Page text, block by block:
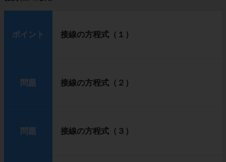
ポイント 接線の方程式（１）
問題 接線の方程式（２）
問題 接線の方程式（３）